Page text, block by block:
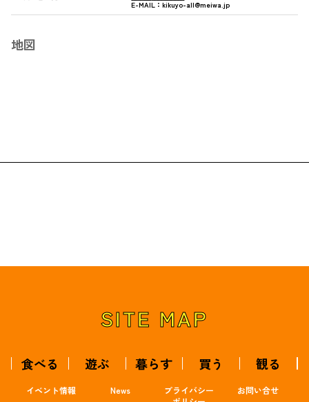
E-MAIL：kikuyo-all@meiwa.jp
地図
SITE MAP
食べる 遊ぶ 暮らす 買う 観る
イベント情報 News
プライバシー
お問い合せ